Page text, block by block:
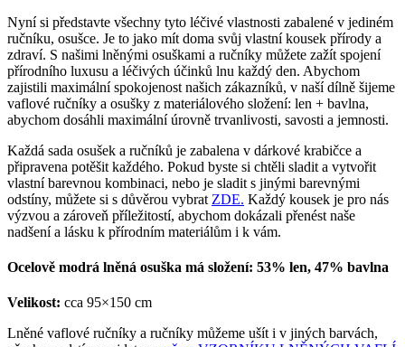
Nyní si představte všechny tyto léčivé vlastnosti zabalené v jediném
ručníku, osušce. Je to jako mít doma svůj vlastní kousek přírody a
zdraví. S našimi lněnými osuškami a ručníky můžete zažít spojení
přírodního luxusu a léčivých účinků lnu každý den. Abychom
zajistili maximální spokojenost našich zákazníků, v naší dílně šijeme
vaflové ručníky a osušky z materiálového složení: len + bavlna,
abychom dosáhli maximální úrovně trvanlivosti, savosti a jemnosti.
Každá sada osušek a ručníků je zabalena v dárkové krabičce a
připravena potěšit každého. Pokud byste si chtěli sladit a vytvořit
vlastní barevnou kombinaci, nebo je sladit s jinými barevnými
odstíny, můžete si s důvěrou vybrat ZDE. Každý kousek je pro nás
výzvou a zároveň příležitostí, abychom dokázali přenést naše
nadšení a lásku k přírodním materiálům i k vám.
Ocelově modrá lněná osuška má složení: 53% len, 47% bavlna
Velikost: cca 95×150 cm
Lněné vaflové ručníky a ručníky můžeme ušít i v jiných barvách,